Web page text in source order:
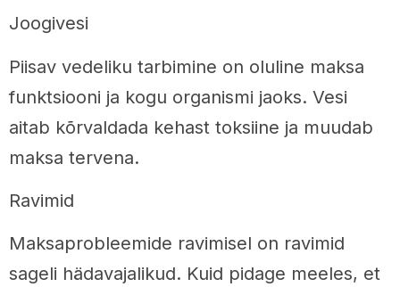
Joogivesi
Piisav vedeliku tarbimine on oluline maksa
funktsiooni ja kogu organismi jaoks. Vesi
aitab kõrvaldada kehast toksiine ja muudab
maksa tervena.
Ravimid
Maksaprobleemide ravimisel on ravimid
sageli hädavajalikud. Kuid pidage meeles, et